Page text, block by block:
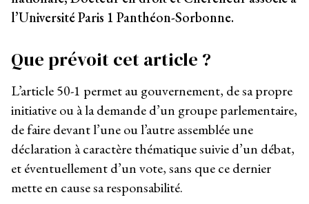
l’Université Paris 1 Panthéon-Sorbonne.
Que prévoit cet article ?
L’article 50-1 permet au gouvernement, de sa propre
initiative ou à la demande d’un groupe parlementaire,
de faire devant l’une ou l’autre assemblée une
déclaration à caractère thématique suivie d’un débat,
et éventuellement d’un vote, sans que ce dernier
mette en cause sa responsabilité.